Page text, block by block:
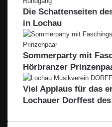
e
L
e
i
b
l
a
c
h
t
e
n
v
o
m
B
o
d
e
n
e
n
z
H
f
R
e
i
n
e
r
e
n
b
e
r
g
Die Schattenseiten
in Lochau
Sommerparty mit
Hörbranzer
Viel Applaus für das
Lochauer Dorffest